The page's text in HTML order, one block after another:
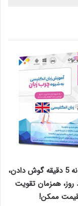
، هر زبانی رو فقط با روزانه 5 دقیقه گوش دادن،
روز، همزمان تقویت
ممکن!